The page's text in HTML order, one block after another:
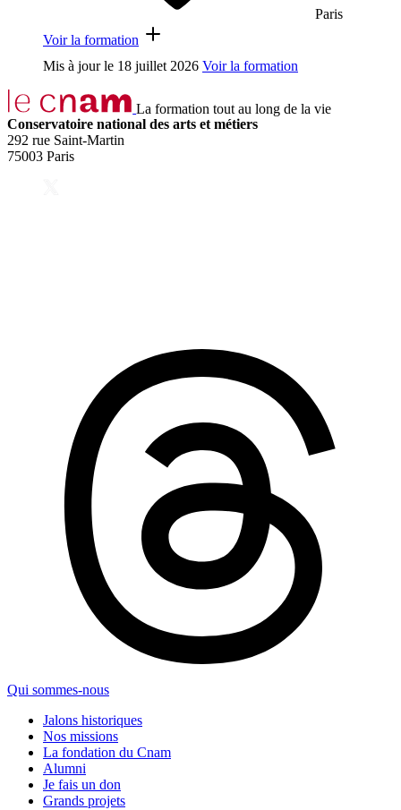
Paris
Voir la formation
Mis à jour le 18 juillet 2026 Voir la formation
La formation tout au long de la vie
Conservatoire national des arts et métiers
292 rue Saint-Martin
75003 Paris
Qui sommes-nous
Jalons historiques
Nos missions
La fondation du Cnam
Alumni
Je fais un don
Grands projets